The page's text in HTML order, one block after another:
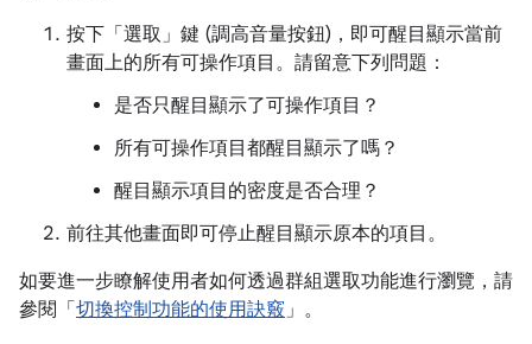
按下「選取」鍵 (調高音量按鈕)，即可醒目顯示當前
畫面上的所有可操作項目。請留意下列問題：
是否只醒目顯示了可操作項目？
所有可操作項目都醒目顯示了嗎？
醒目顯示項目的密度是否合理？
前往其他畫面即可停止醒目顯示原本的項目。
如要進一步瞭解使用者如何透過群組選取功能進行瀏覽，請
參閱「 切換控制功能的使用訣竅」。